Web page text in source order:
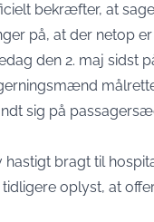
bekræfter, at
på, at der netop
den 2. maj sidst
sig på
hastigt bragt til
oplyst, at